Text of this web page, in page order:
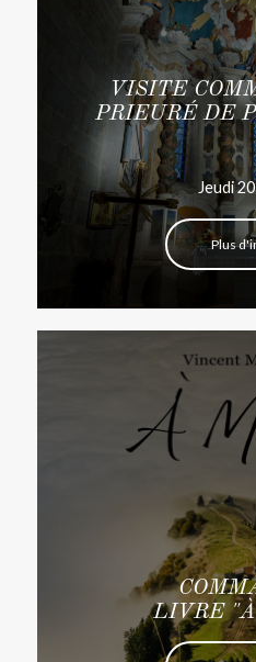
VISITE
PRIEURÉ DE
Jeudi
Plus
LIVRE